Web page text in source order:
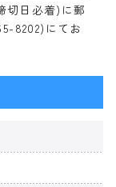
切日必着)に郵
8202)にてお